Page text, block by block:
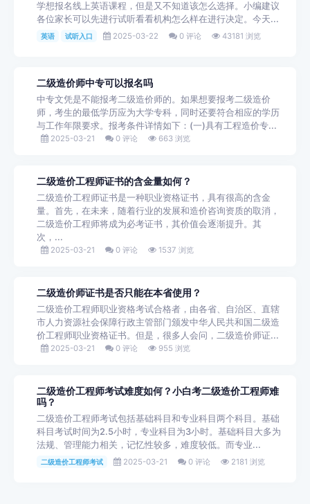
学想报名线上英语课程，但是又不知道该怎么选择。小编建议
各位家长可以先进行试听看看机构怎么样在进行决定。今天...
英语 试听入口 2025-03-22 0 评论 43181 浏览
二级造价师中专可以报名吗
中专文凭是不能报考二级造价师的。如果想要报考二级造价
师，考生的最低学历应为大学专科，同时还要符合相应的学历
与工作年限要求。报考条件详情如下：(一)具有工程造价专...
2025-03-21 0 评论 663 浏览
二级造价工程师证书的含金量如何？
二级造价工程师证书是一种职业资格证书，具有很高的含金
量。首先，在未来，随着行业的发展和造价咨询资质的取消，
二级造价工程师将成为必考证书，其价值会逐渐提升。其
次，...
2025-03-21 0 评论 1537 浏览
二级造价师证书是否只能在本省使用？
二级造价工程师职业资格考试合格者，由各省、自治区、直辖
市人力资源社会保障行政主管部门颁发中华人民共和国二级造
价工程师职业资格证书。但是，很多人会问，二级造价师证...
2025-03-21 0 评论 955 浏览
二级造价工程师考试难度如何？小白考二级造价工程师难
吗？
二级造价工程师考试包括基础科目和专业科目两个科目。基础
科目考试时间为2.5小时，专业科目为3小时。基础科目大多为
法规、管理能力相关，记忆性较多，难度较低。而专业...
二级造价工程师考试 2025-03-21 0 评论 2181 浏览